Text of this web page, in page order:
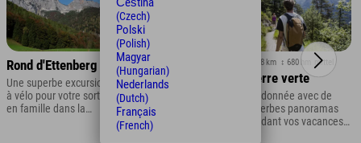
Rond d'Ettenberg
Une superbe excursion
à vélo pour votre sortie
en famille dans la
↔ 7,6 km
Fischunkelalm à
Obersee
Explorez d'abord l'eau,
puis à pied lors de vos
↔ 6,8 km ↕ 680 hm mittel
Pierre verte
Randonnée avec de
superbes panoramas
pendant vos vacances
(Czech)
Polski
(Polish)
Magyar
(Hungarian)
Nederlands
(Dutch)
Français
(French)